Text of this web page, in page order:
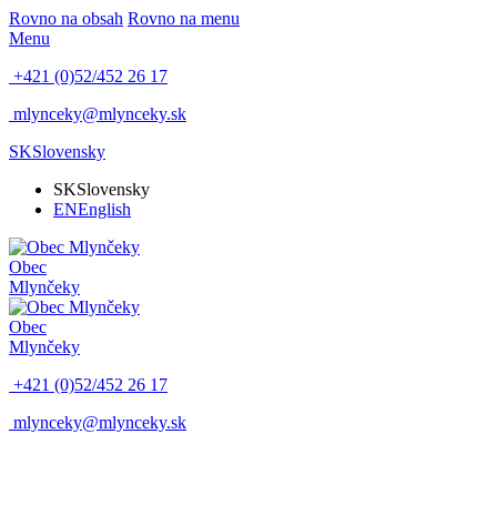
Rovno na obsah Rovno na menu
Menu
+421 (0)52/452 26 17
mlynceky@mlynceky.sk
SKSlovensky
SKSlovensky
ENEnglish
Obec
Mlynčeky
Obec
Mlynčeky
+421 (0)52/452 26 17
mlynceky@mlynceky.sk